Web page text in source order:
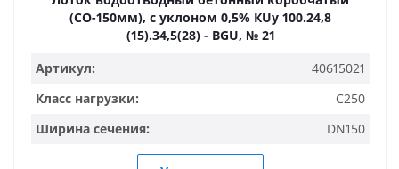
(СО-150мм), с уклоном 0,5% КUу 100.24,8
(15).34,5(28) - BGU, № 21
Артикул:
40615021
Класс нагрузки:
C250
Ширина сечения:
DN150